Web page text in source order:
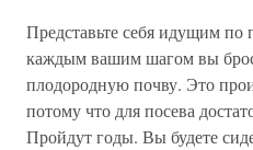
Представьте себя идущим
каждым вашим шагом вы
плодородную почву. Это
потому что для посева
Пройдут годы. Вы будете